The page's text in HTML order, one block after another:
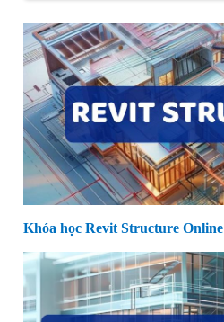
Khóa học Revit Structure Online